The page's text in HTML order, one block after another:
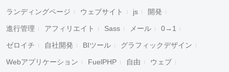
ランディングページ ウェブサイト js 開発
進行管理 アフィリエイト Sass メール 0→1
ゼロイチ 自社開発 BIツール グラフィックデザイン
Webアプリケーション FuelPHP 自由 ウェブ